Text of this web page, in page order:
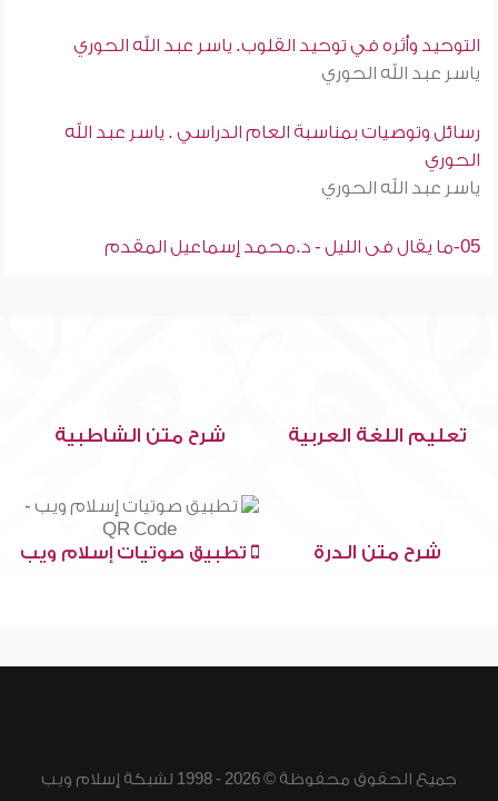
التوحيد وأثره في توحيد القلوب. ياسر عبد الله الحوري
ياسر عبد الله الحوري
رسائل وتوصيات بمناسبة العام الدراسي . ياسر عبد الله
الحوري
ياسر عبد الله الحوري
05-ما يقال فى الليل - د.محمد إسماعيل المقدم
تعليم اللغة العربية شرح متن الشاطبية
شرح متن الدرة تطبيق صوتيات إسلام ويب
جميع الحقوق محفوظة © 2026 - 1998 لشبكة إسلام ويب